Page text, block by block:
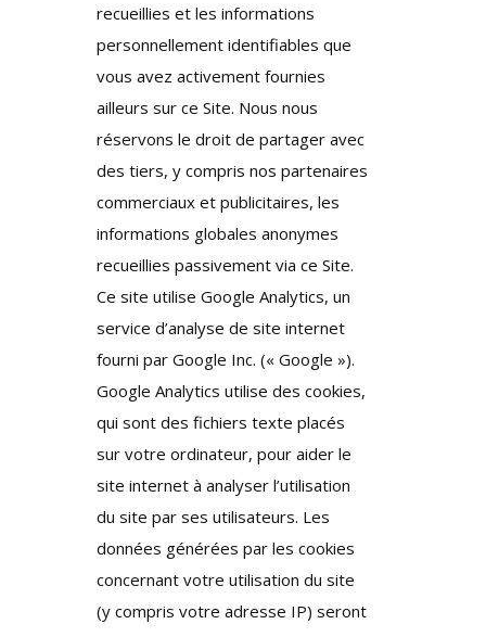
recueillies et les informations
personnellement identifiables que
vous avez activement fournies
ailleurs sur ce Site. Nous nous
réservons le droit de partager avec
des tiers, y compris nos partenaires
commerciaux et publicitaires, les
informations globales anonymes
recueillies passivement via ce Site.
Ce site utilise Google Analytics, un
service d’analyse de site internet
fourni par Google Inc. (« Google »).
Google Analytics utilise des cookies,
qui sont des fichiers texte placés
sur votre ordinateur, pour aider le
site internet à analyser l’utilisation
du site par ses utilisateurs. Les
données générées par les cookies
concernant votre utilisation du site
(y compris votre adresse IP) seront